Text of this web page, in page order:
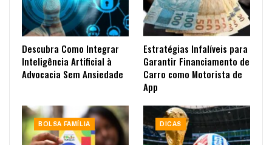
Descubra Como Integrar
Inteligência Artificial à
Advocacia Sem Ansiedade
Estratégias Infalíveis para
Garantir Financiamento de
Carro como Motorista de
App
BOLSA FAMÍLIA DICAS